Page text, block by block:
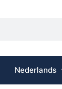
Nederlands